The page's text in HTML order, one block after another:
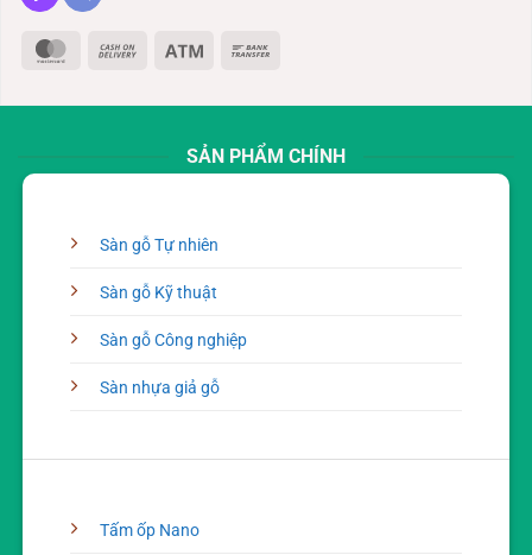
MasterCard
Cash
Delivery
Atm
SẢN PHẨM CHÍNH
Sàn gỗ Tự nhiên
Sàn gỗ Kỹ thuật
Sàn gỗ Công nghiệp
Sàn nhựa giả gỗ
Tấm ốp Nano